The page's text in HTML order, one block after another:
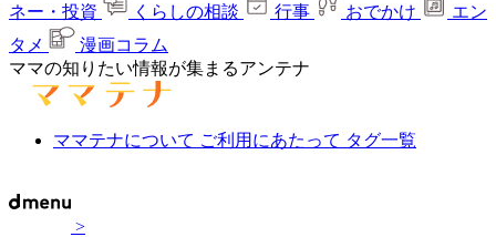
ネー・投資
くらしの相談 行事 おでかけ
エン
タメ
漫画コラム
ママの知りたい情報が集まるアンテナ
ママテナについて ご利用にあたって タグ一覧
>